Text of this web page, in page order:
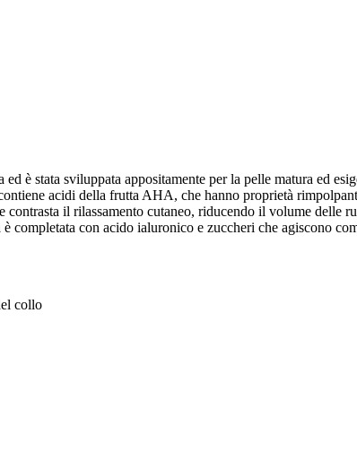
è stata sviluppata appositamente per la pelle matura ed
acidi della frutta AHA, che hanno proprietà
il rilassamento cutaneo, riducendo il volume
completata con acido ialuronico e zuccheri che agiscono
collo